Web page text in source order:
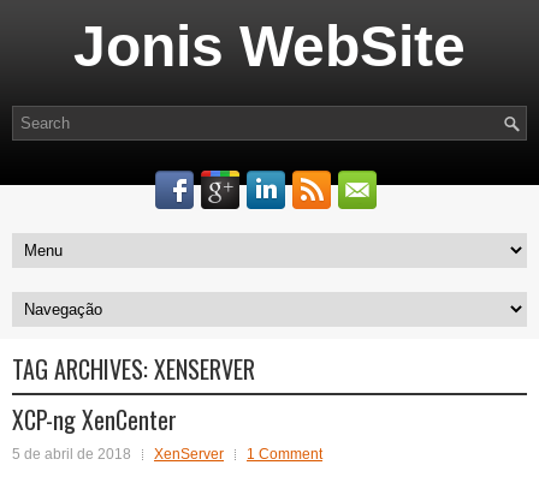
Jonis WebSite
TAG ARCHIVES:XENSERVER
XCP-ng XenCenter
5 de abril de 2018 XenServer 1 Comment